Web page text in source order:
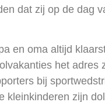
dat zij op de dag
en oma altijd
het adres
bij
kleinkinderen zijn